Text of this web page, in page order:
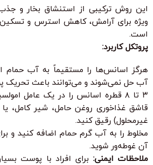
این روش ترکیبی از استنشاق بخار و
ویژه برای آرامش، کاهش استرس و
است.
پروتکل کاربرد:
هرگز اسانس‌ها را مستقیماً به آب حمام
آب حل نمی‌شوند و می‌توانند باعث تحریک
۳ تا ۸ قطره اسانس را در یک عامل
قاشق غذاخوری روغن حامل، شیر کامل، یا
غیرمحلول) رقیق کنید.
آن غوطه‌ور شوید.
ملاحظات ایمنی: برای افراد با پوست